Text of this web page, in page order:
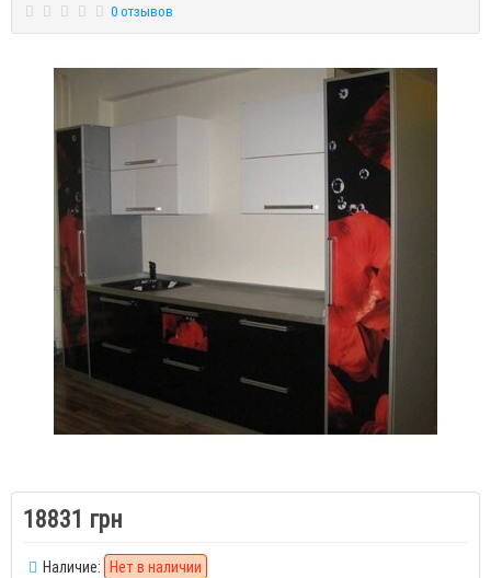
0 отзывов
18831 грн
Наличие: Нет в наличии